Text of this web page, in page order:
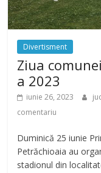
Divertisment
Ziua
a 2023
iunie 26, 2023
comentariu
Duminică 25 iunie
Petrăchioaia au
stadionul din